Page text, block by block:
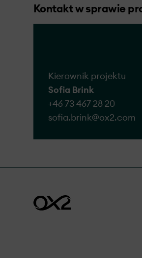
Kontakt w sprawie
Kierownik projektu
Sofia Brink
+46 73 467 28 20
sofia.brink@​ox2.com